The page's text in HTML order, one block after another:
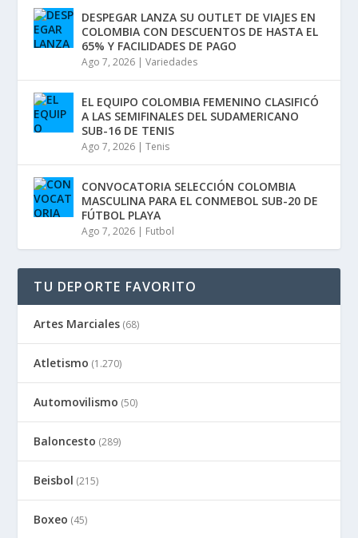
DESPEGAR LANZA SU OUTLET DE VIAJES EN
COLOMBIA CON DESCUENTOS DE HASTA EL
65% Y FACILIDADES DE PAGO
Ago 7, 2026 |Variedades
EL EQUIPO COLOMBIA FEMENINO CLASIFICÓ
A LAS SEMIFINALES DEL SUDAMERICANO
SUB-16 DE TENIS
Ago 7, 2026 |Tenis
CONVOCATORIA SELECCIÓN COLOMBIA
MASCULINA PARA EL CONMEBOL SUB-20 DE
FÚTBOL PLAYA
Ago 7, 2026 | Futbol
TU DEPORTE FAVORITO
Artes Marciales (68)
Atletismo (1.270)
Automovilismo (50)
Baloncesto (289)
Beisbol (215)
Boxeo (45)